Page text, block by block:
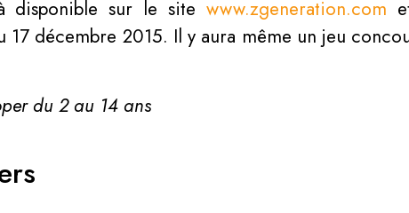
disponible sur le site www.zgeneration.com
décembre 2015. Il y aura même un jeu
du 2 au 14 ans